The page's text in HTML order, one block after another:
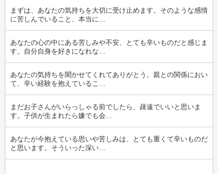
まずは、あなたの気持ちを大切に受け止めます。そのような感情
に苦しんでいること、本当に…
あなたの心の中にある苦しみや不安、とても辛いものだと感じま
す。自分自身を好きになれな…
あなたの気持ちを聞かせてくれてありがとう。親との関係におい
て、辛い経験を抱えているこ…
まだお子さんがいらっしゃる前でしたら、疎遠でいいと思いま
す。子供が生まれたら嫌でも会…
あなたが今抱えている思いや苦しみは、とても重くて辛いものだ
と思います。そういった深い…